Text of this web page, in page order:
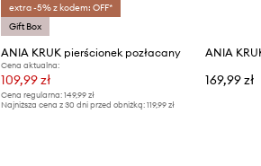
extra -5% z kodem: OFF*
Gift Box
ANIA KRUK pierścionek pozłacany
Cena aktualna:
109,99 zł
Cena regularna: 149,99 zł
Najniższa cena z 30 dni przed obniżką: 119,99 zł
169,99 zł